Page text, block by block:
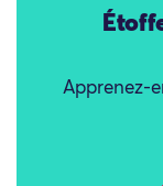
Apprenez-